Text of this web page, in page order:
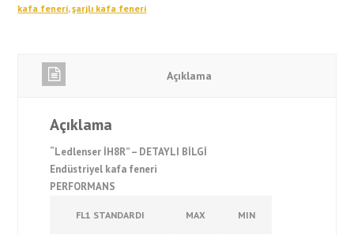
kafa feneri,şarjlı kafa feneri
Açıklama
Açıklama
“Ledlenser İH8R” – DETAYLI BİLGİ
Endüstriyel kafa feneri
PERFORMANS
FL1 STANDARDI MAX MIN